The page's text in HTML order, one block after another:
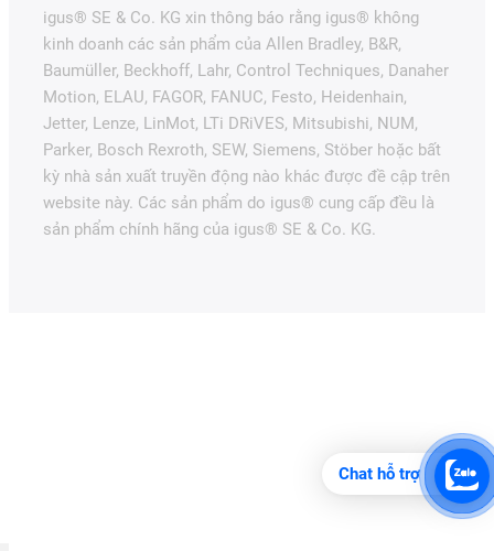
igus® SE & Co. KG xin thông báo rằng igus® không
kinh doanh các sản phẩm của Allen Bradley, B&R,
Baumüller, Beckhoff, Lahr, Control Techniques, Danaher
Motion, ELAU, FAGOR, FANUC, Festo, Heidenhain,
Jetter, Lenze, LinMot, LTi DRiVES, Mitsubishi, NUM,
Parker, Bosch Rexroth, SEW, Siemens, Stöber hoặc bất
kỳ nhà sản xuất truyền động nào khác được đề cập trên
website này. Các sản phẩm do igus® cung cấp đều là
sản phẩm chính hãng của igus® SE & Co. KG.
Chat hỗ trợ